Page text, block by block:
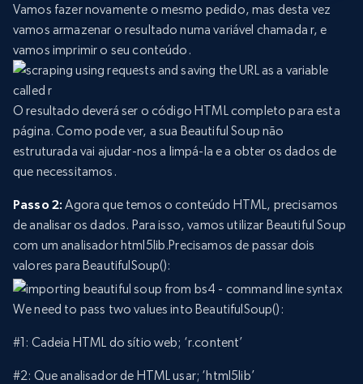
Vamos fazer novamente o mesmo pedido, mas desta vez
vamos armazenar o resultado numa variável chamada r, e
vamos imprimir o seu conteúdo.
O resultado deverá ser o código HTML completo para esta
página. Como pode ver, a sua Beautiful Soup não
estruturada vai ajudar-nos a limpá-la e a obter os dados de
que necessitamos.
Passo 2: Agora que temos o conteúdo HTML, precisamos
de analisar os dados. Para isso, vamos utilizar Beautiful Soup
com um analisador html5lib.Precisamos de passar dois
valores para BeautifulSoup():
We need to pass two values into BeautifulSoup():
#1: Cadeia HTML do sítio web; ‘r.content’
#2: Que analisador de HTML usar; ‘html5lib’